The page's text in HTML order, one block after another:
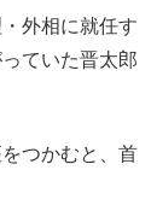
外相に就任す
ていた晋太郎
つかむと、首